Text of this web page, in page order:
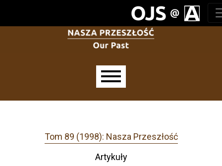
Tom 89 (1998): Nasza Przeszłość
Artykuły